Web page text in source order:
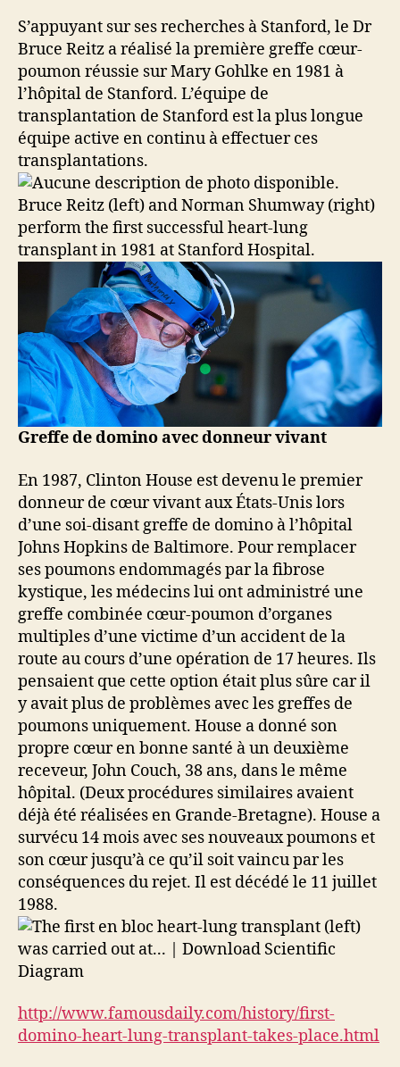
S’appuyant sur ses recherches à Stanford, le Dr
Bruce Reitz a réalisé la première greffe cœur-
poumon réussie sur Mary Gohlke en 1981 à
l’hôpital de Stanford. L’équipe de
transplantation de Stanford est la plus longue
équipe active en continu à effectuer ces
transplantations.
Bruce Reitz (left) and Norman Shumway (right)
perform the first successful heart-lung
transplant in 1981 at Stanford Hospital.
Greffe de domino avec donneur vivant
En 1987, Clinton House est devenu le premier
donneur de cœur vivant aux États-Unis lors
d’une soi-disant greffe de domino à l’hôpital
Johns Hopkins de Baltimore. Pour remplacer
ses poumons endommagés par la fibrose
kystique, les médecins lui ont administré une
greffe combinée cœur-poumon d’organes
multiples d’une victime d’un accident de la
route au cours d’une opération de 17 heures. Ils
pensaient que cette option était plus sûre car il
y avait plus de problèmes avec les greffes de
poumons uniquement. House a donné son
propre cœur en bonne santé à un deuxième
receveur, John Couch, 38 ans, dans le même
hôpital. (Deux procédures similaires avaient
déjà été réalisées en Grande-Bretagne). House a
survécu 14 mois avec ses nouveaux poumons et
son cœur jusqu’à ce qu’il soit vaincu par les
conséquences du rejet. Il est décédé le 11 juillet
1988.
http://www.famousdaily.com/history/first-
domino-heart-lung-transplant-takes-place.html